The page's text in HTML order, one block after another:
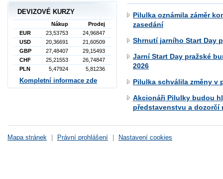
Pilulka oznámila záměr
zasedání
Shrnutí jarního Start Day
Jarní Start Day pražské
2026
Pilulka schválila změny v
Akcionáři Pilulky budou
představenstvu a dozorčí
DEVIZOVÉ KURZY
Nákup
Prodej
EUR
23,53753
24,96847
USD
20,36691
21,60509
GBP
27,48407
29,15493
CHF
25,21553
26,74847
PLN
5,47924 5,81236
Kompletní informace zde
Mapa stránek Právní prohlášení Nastavení cookies